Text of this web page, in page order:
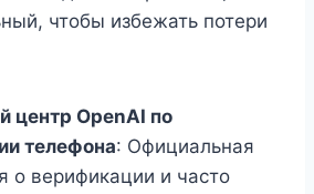
чтобы избежать потери
центр OpenAI по
телефона: Официальная
о верификации и часто